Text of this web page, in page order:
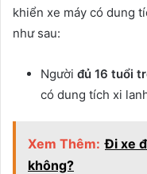
khiển xe máy có dung
như sau:
Người đủ 16 tuổi
có dung tích xi
Xem Thêm: Đi xe
không?